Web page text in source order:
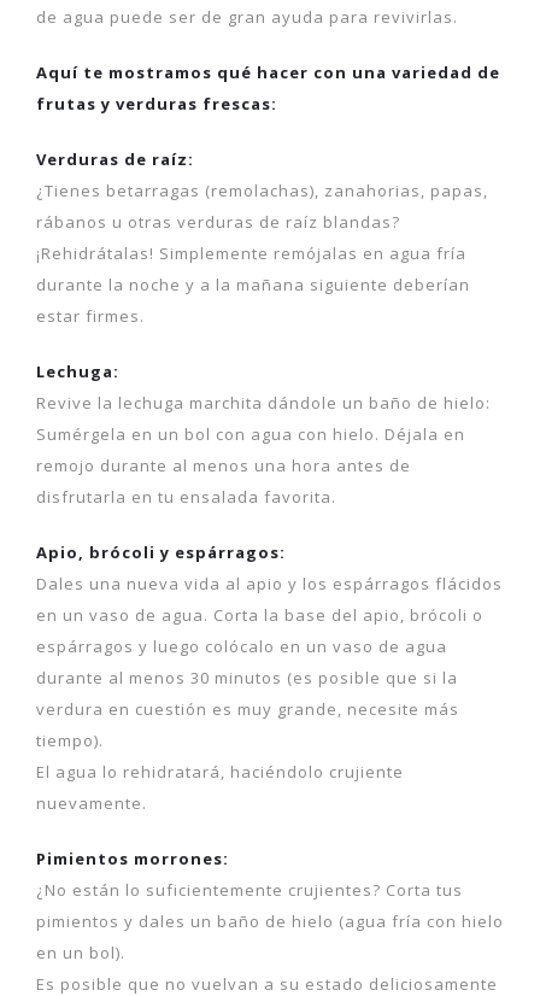
de agua puede ser de gran ayuda para revivirlas.
Aquí te mostramos qué hacer con una variedad de
frutas y verduras frescas:
Verduras de raíz:
¿Tienes betarragas (remolachas), zanahorias, papas,
rábanos u otras verduras de raíz blandas?
¡Rehidrátalas! Simplemente remójalas en agua fría
durante la noche y a la mañana siguiente deberían
estar firmes.
Lechuga:
Revive la lechuga marchita dándole un baño de hielo:
Sumérgela en un bol con agua con hielo. Déjala en
remojo durante al menos una hora antes de
disfrutarla en tu ensalada favorita.
Apio, brócoli y espárragos:
Dales una nueva vida al apio y los espárragos flácidos
en un vaso de agua. Corta la base del apio, brócoli o
espárragos y luego colócalo en un vaso de agua
durante al menos 30 minutos (es posible que si la
verdura en cuestión es muy grande, necesite más
tiempo).
El agua lo rehidratará, haciéndolo crujiente
nuevamente.
Pimientos morrones:
¿No están lo suficientemente crujientes? Corta tus
pimientos y dales un baño de hielo (agua fría con hielo
en un bol).
Es posible que no vuelvan a su estado deliciosamente